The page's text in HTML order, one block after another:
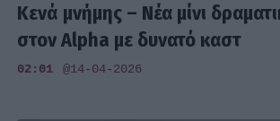
Κενά μνήμης – Νέα μίνι
στον Alpha με δυνατό καστ
02:01 @14-04-2026